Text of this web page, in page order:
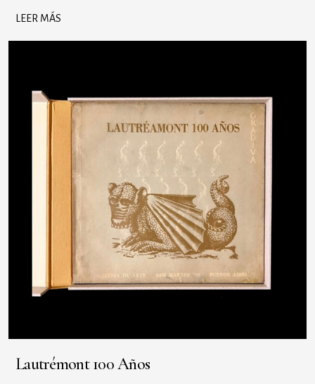
LEER MÁS
Lautrémont 100 Años